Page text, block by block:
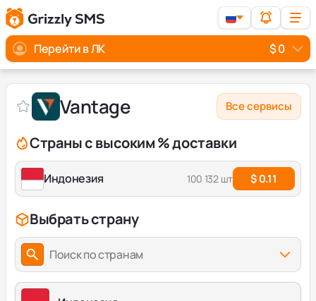
Перейти в ЛК $ 0
Vantage Все сервисы
Страны с высоким % доставки
Индонезия 100 132 шт $ 0.11
Выбрать страну
Поиск по странам